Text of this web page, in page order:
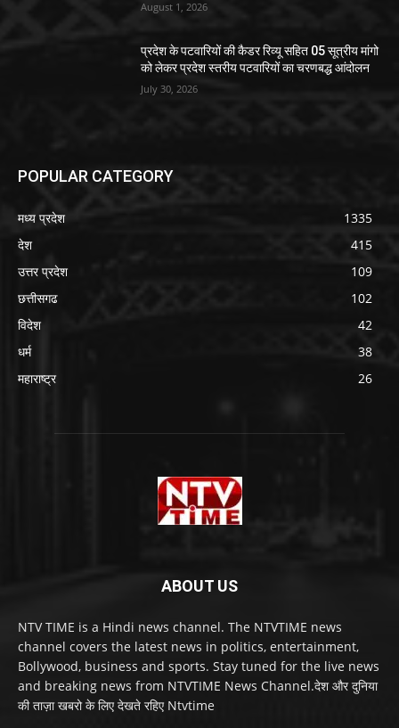
August 1, 2026
प्रदेश के पटवारियों की कैडर रिव्यू सहित 05 सूत्रीय मांगो
को लेकर प्रदेश स्तरीय पटवारियों का चरणबद्ध आंदोलन
July 30, 2026
POPULAR CATEGORY
मध्य प्रदेश
1335
देश
415
उत्तर प्रदेश
109
छत्तीसगढ
102
विदेश
42
धर्म
38
महाराष्ट्र
26
ABOUT US
NTV TIME is a Hindi news channel. The NTVTIME news
channel covers the latest news in politics, entertainment,
Bollywood, business and sports. Stay tuned for the live news
and breaking news from NTVTIME News Channel.देश और दुनिया
की ताज़ा खबरो के लिए देखते रहिए Ntvtime